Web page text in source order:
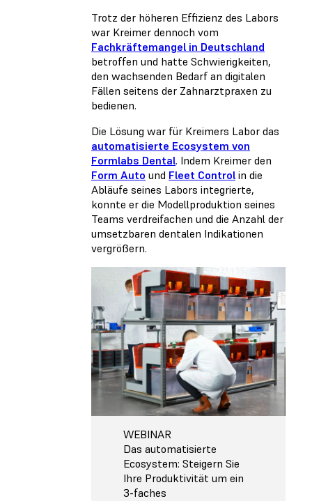
Trotz der höheren Effizienz des Labors
war Kreimer dennoch vom
Fachkräftemangel in Deutschland
betroffen und hatte Schwierigkeiten,
den wachsenden Bedarf an digitalen
Fällen seitens der Zahnarztpraxen zu
bedienen.
Die Lösung war für Kreimers Labor das
automatisierte Ecosystem von
Formlabs Dental. Indem Kreimer den
Form Auto und Fleet Control in die
Abläufe seines Labors integrierte,
konnte er die Modellproduktion seines
Teams verdreifachen und die Anzahl der
umsetzbaren dentalen Indikationen
vergrößern.
WEBINAR
Das automatisierte
Ecosystem: Steigern Sie
Ihre Produktivität um ein
3-faches